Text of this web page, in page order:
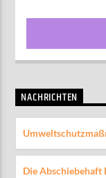
NACHRICHTEN
Die